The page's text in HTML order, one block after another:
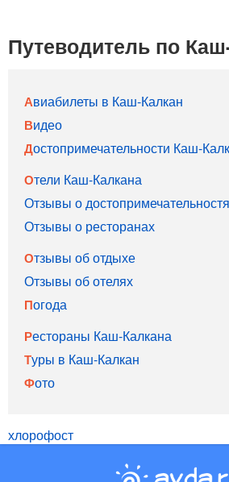
Путеводитель по
Авиабилеты в Каш-Калкан
Видео
Достопримечательности Каш-
Отели Каш-Калкана
Отзывы о
Отзывы о ресторанах
Отзывы об отдыхе
Отзывы об отелях
Погода
Рестораны Каш-Калкана
Туры в Каш-Калкан
Фото
хлорофост